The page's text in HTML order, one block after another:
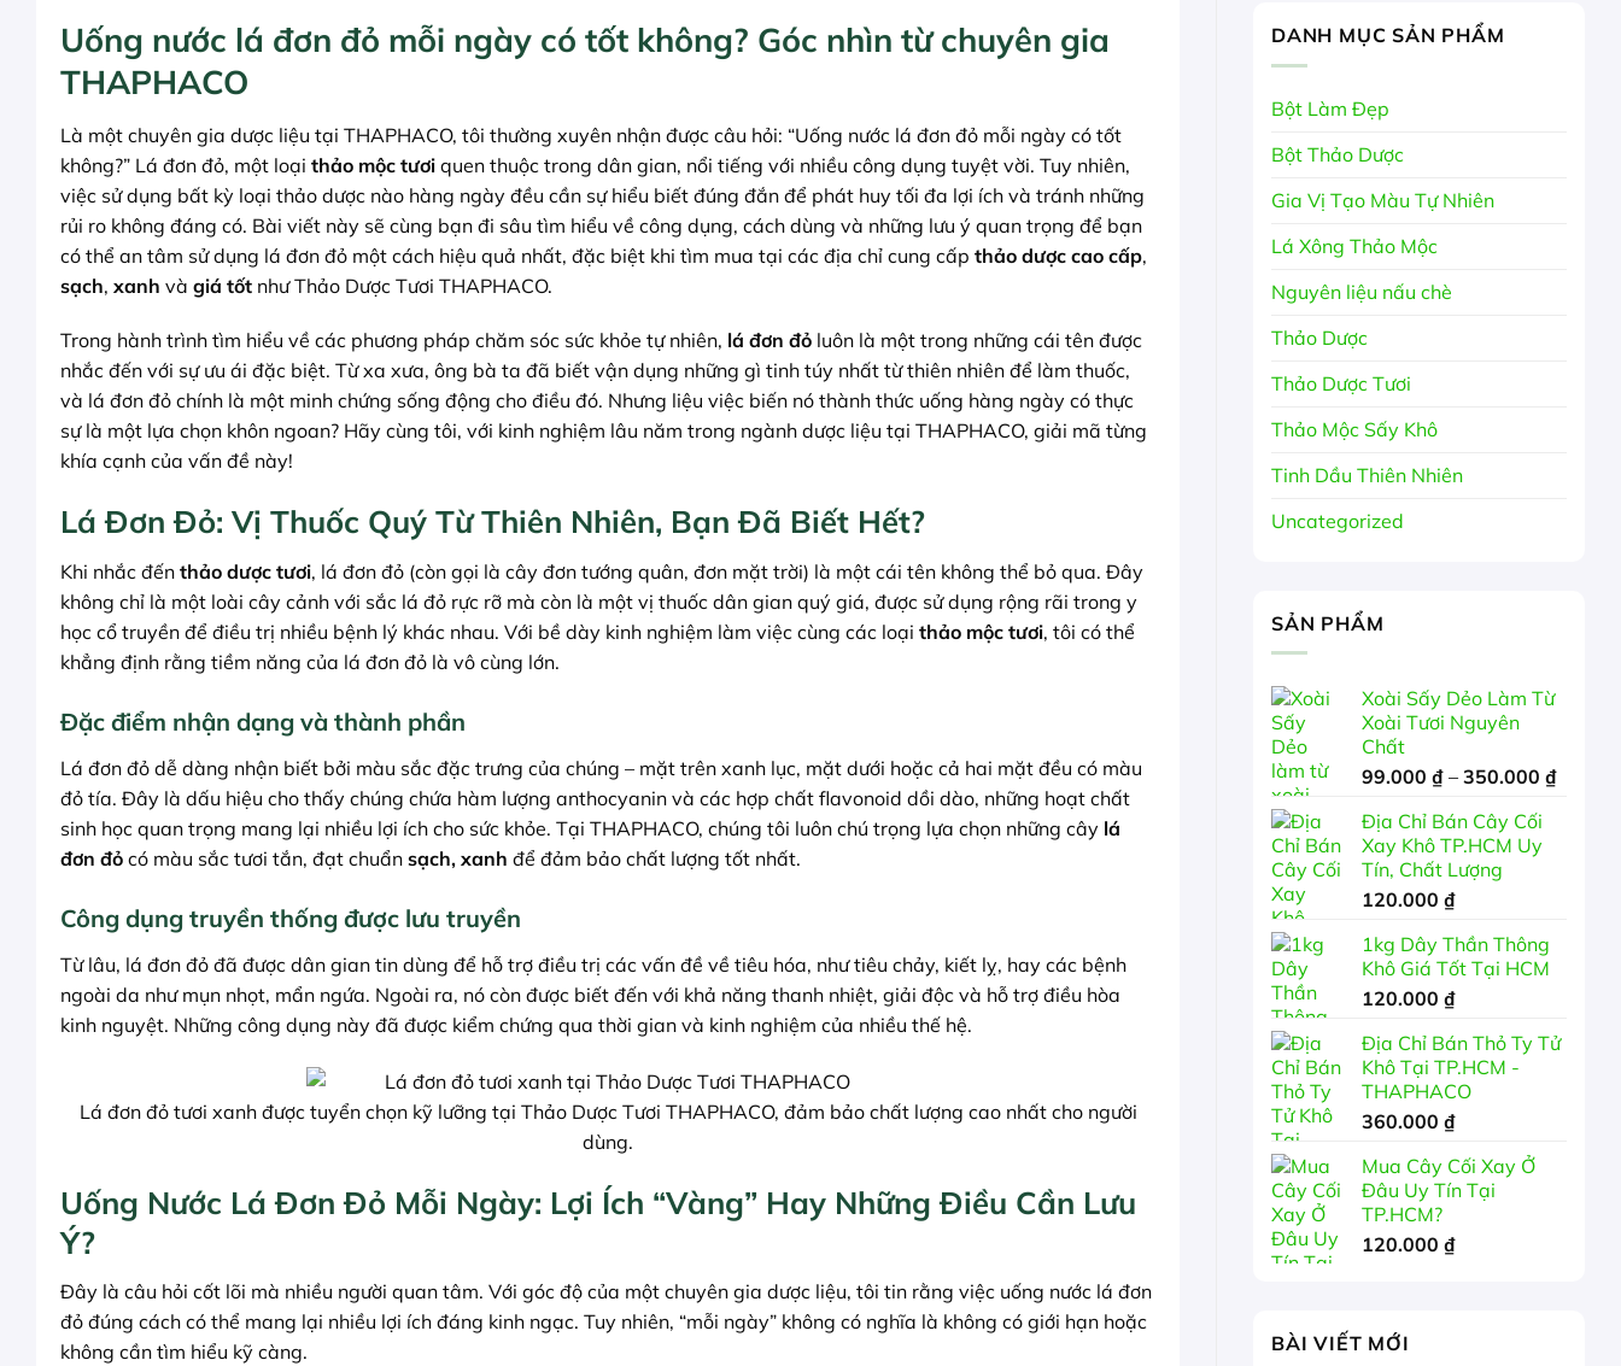
Uống nước lá đơn đỏ mỗi ngày có tốt không? Góc nhìn từ chuyên gia
THAPHACO
Là một chuyên gia dược liệu tại THAPHACO, tôi thường xuyên nhận được câu hỏi: “Uống nước lá đơn đỏ mỗi ngày có tốt
không?” Lá đơn đỏ, một loại thảo mộc tươi quen thuộc trong dân gian, nổi tiếng với nhiều công dụng tuyệt vời. Tuy nhiên,
việc sử dụng bất kỳ loại thảo dược nào hàng ngày đều cần sự hiểu biết đúng đắn để phát huy tối đa lợi ích và tránh những
rủi ro không đáng có. Bài viết này sẽ cùng bạn đi sâu tìm hiểu về công dụng, cách dùng và những lưu ý quan trọng để bạn
có thể an tâm sử dụng lá đơn đỏ một cách hiệu quả nhất, đặc biệt khi tìm mua tại các địa chỉ cung cấp thảo dược cao cấp,
sạch, xanh và giá tốt như Thảo Dược Tươi THAPHACO.
Trong hành trình tìm hiểu về các phương pháp chăm sóc sức khỏe tự nhiên, lá đơn đỏ luôn là một trong những cái tên được
nhắc đến với sự ưu ái đặc biệt. Từ xa xưa, ông bà ta đã biết vận dụng những gì tinh túy nhất từ thiên nhiên để làm thuốc,
và lá đơn đỏ chính là một minh chứng sống động cho điều đó. Nhưng liệu việc biến nó thành thức uống hàng ngày có thực
sự là một lựa chọn khôn ngoan? Hãy cùng tôi, với kinh nghiệm lâu năm trong ngành dược liệu tại THAPHACO, giải mã từng
khía cạnh của vấn đề này!
Lá Đơn Đỏ: Vị Thuốc Quý Từ Thiên Nhiên, Bạn Đã Biết Hết?
Khi nhắc đến thảo dược tươi, lá đơn đỏ (còn gọi là cây đơn tướng quân, đơn mặt trời) là một cái tên không thể bỏ qua. Đây
không chỉ là một loài cây cảnh với sắc lá đỏ rực rỡ mà còn là một vị thuốc dân gian quý giá, được sử dụng rộng rãi trong y
học cổ truyền để điều trị nhiều bệnh lý khác nhau. Với bề dày kinh nghiệm làm việc cùng các loại thảo mộc tươi, tôi có thể
khẳng định rằng tiềm năng của lá đơn đỏ là vô cùng lớn.
Đặc điểm nhận dạng và thành phần
Lá đơn đỏ dễ dàng nhận biết bởi màu sắc đặc trưng của chúng – mặt trên xanh lục, mặt dưới hoặc cả hai mặt đều có màu
đỏ tía. Đây là dấu hiệu cho thấy chúng chứa hàm lượng anthocyanin và các hợp chất flavonoid dồi dào, những hoạt chất
sinh học quan trọng mang lại nhiều lợi ích cho sức khỏe. Tại THAPHACO, chúng tôi luôn chú trọng lựa chọn những cây lá
đơn đỏ có màu sắc tươi tắn, đạt chuẩn sạch, xanh để đảm bảo chất lượng tốt nhất.
Công dụng truyền thống được lưu truyền
Từ lâu, lá đơn đỏ đã được dân gian tin dùng để hỗ trợ điều trị các vấn đề về tiêu hóa, như tiêu chảy, kiết lỵ, hay các bệnh
ngoài da như mụn nhọt, mẩn ngứa. Ngoài ra, nó còn được biết đến với khả năng thanh nhiệt, giải độc và hỗ trợ điều hòa
kinh nguyệt. Những công dụng này đã được kiểm chứng qua thời gian và kinh nghiệm của nhiều thế hệ.
Lá đơn đỏ tươi xanh được tuyển chọn kỹ lưỡng tại Thảo Dược Tươi THAPHACO, đảm bảo chất lượng cao nhất cho người
dùng.
Uống Nước Lá Đơn Đỏ Mỗi Ngày: Lợi Ích “Vàng” Hay Những Điều Cần Lưu
Ý?
Đây là câu hỏi cốt lõi mà nhiều người quan tâm. Với góc độ của một chuyên gia dược liệu, tôi tin rằng việc uống nước lá đơn
đỏ đúng cách có thể mang lại nhiều lợi ích đáng kinh ngạc. Tuy nhiên, “mỗi ngày” không có nghĩa là không có giới hạn hoặc
không cần tìm hiểu kỹ càng.
DANH MỤC SẢN PHẨM
Bột Làm Đẹp
Bột Thảo Dược
Gia Vị Tạo Màu Tự Nhiên
Lá Xông Thảo Mộc
Nguyên liệu nấu chè
Thảo Dược
Thảo Dược Tươi
Thảo Mộc Sấy Khô
Tinh Dầu Thiên Nhiên
Uncategorized
SẢN PHẨM
Xoài Sấy Dẻo Làm Từ
Xoài Tươi Nguyên
Chất
99.000 ₫ – 350.000 ₫
Địa Chỉ Bán Cây Cối
Xay Khô TP.HCM Uy
Tín, Chất Lượng
120.000 ₫
1kg Dây Thần Thông
Khô Giá Tốt Tại HCM
120.000 ₫
Địa Chỉ Bán Thỏ Ty Tử
Khô Tại TP.HCM -
THAPHACO
360.000 ₫
Mua Cây Cối Xay Ở
Đâu Uy Tín Tại
TP.HCM?
120.000 ₫
BÀI VIẾT MỚI